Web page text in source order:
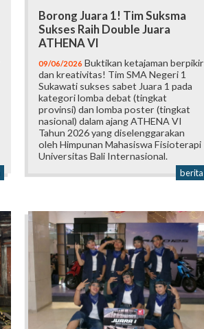
Borong Juara 1! Tim Suksma
Sukses Raih Double Juara
ATHENA VI
09/06/2026 Buktikan ketajaman berpikir
dan kreativitas! Tim SMA Negeri 1
Sukawati sukses sabet Juara 1 pada
kategori lomba debat (tingkat
provinsi) dan lomba poster (tingkat
nasional) dalam ajang ATHENA VI
Tahun 2026 yang diselenggarakan
oleh Himpunan Mahasiswa Fisioterapi
Universitas Bali Internasional.
berita